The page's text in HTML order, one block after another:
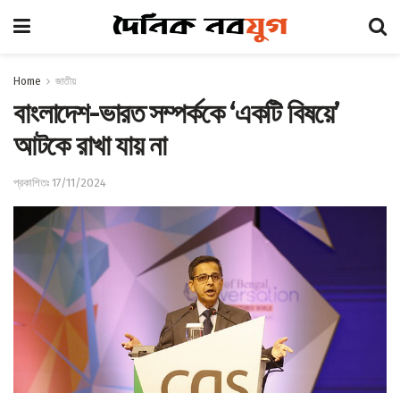
Home জাতীয়
বাংলাদেশ-ভারত সম্পর্ককে ‘একটি বিষয়ে’
আটকে রাখা যায় না
প্রকাশিতঃ 17/11/2024